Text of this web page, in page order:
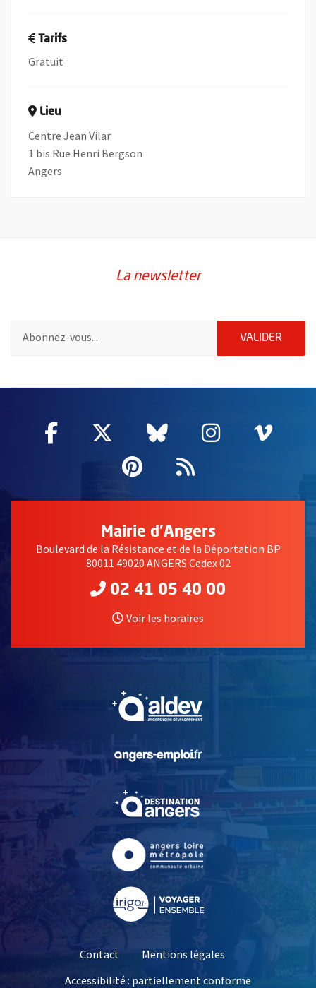
Tarifs
Gratuit
Lieu
Centre Jean Vilar
1 bis Rue Henri Bergson
Angers
La newsletter
VALIDER
Facebook
, Ouvre une nouvelle fenêtre
Twitter
, Ouvre une nouvelle
Bluesky
, Ouvre une
Instagram
, Ouvre
,
Pinterest
, Ouvre une
Flux RSS
Mairie d'Angers
Boulevard de la Résistance et de la Déportation BP
80011 49020 ANGERS Cedex 02
02 41 05 40 00
Voir les horaires
, Ouvre une nouvelle
, Ouvre une nouvelle
Contact
Mentions légales
Accessibilité : partiellement conforme